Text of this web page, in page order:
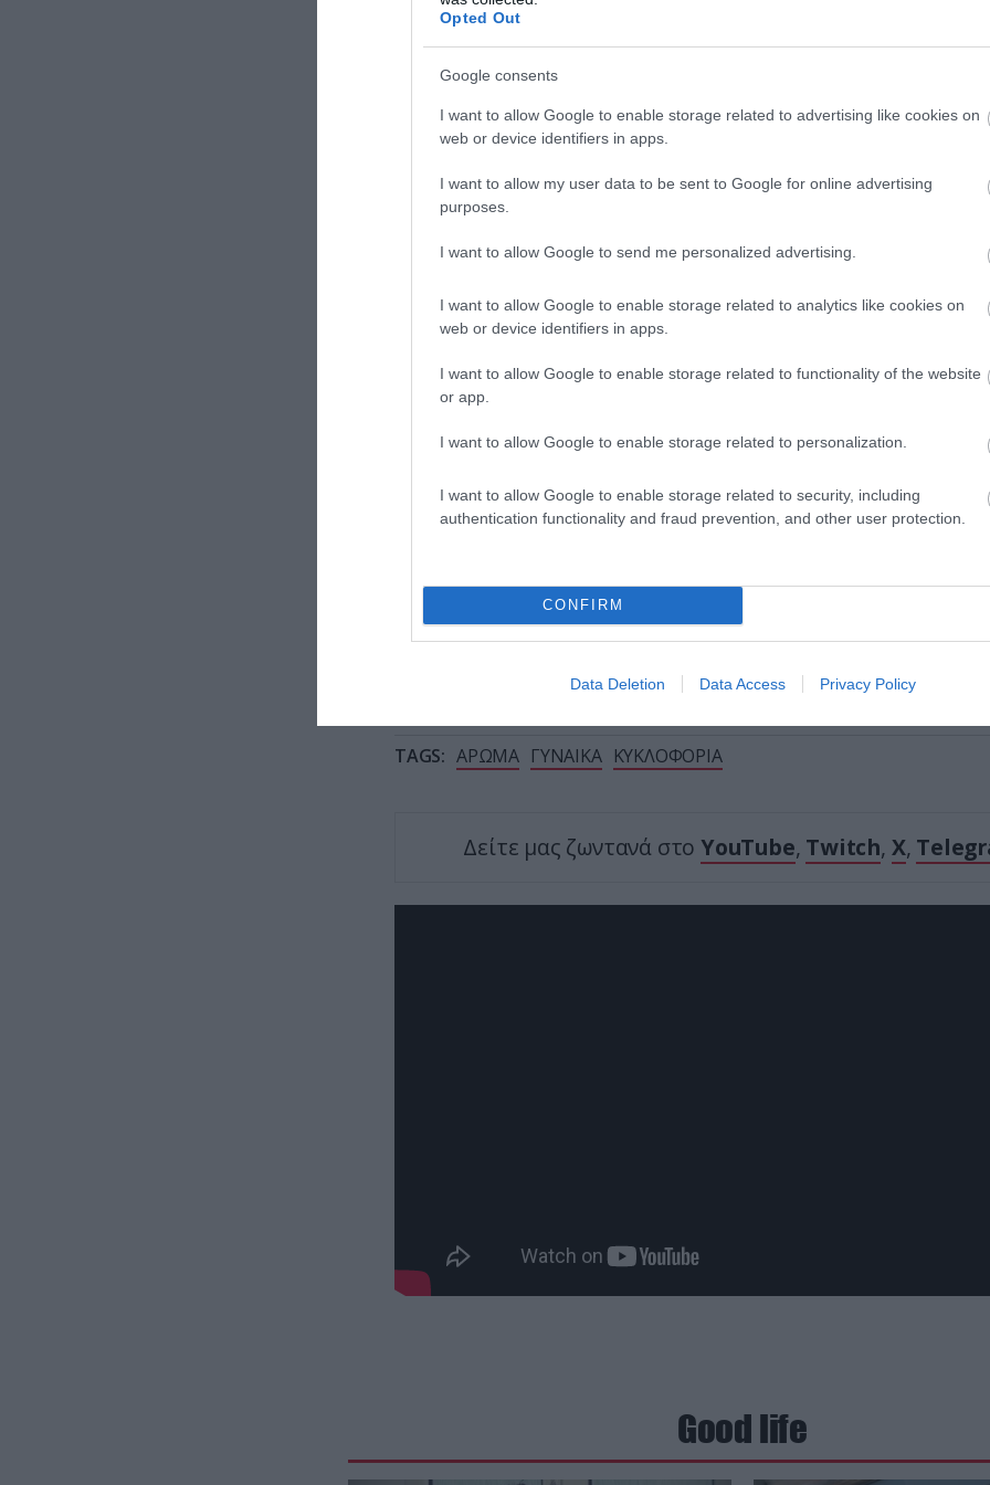
Opted Out
Google consents
I want to allow Google to enable storage related to advertising like cookies on
web or device identifiers in apps.
I want to allow my user data to be sent to Google for online advertising
purposes.
I want to allow Google to send me personalized advertising.
I want to allow Google to enable storage related to analytics like cookies on
web or device identifiers in apps.
I want to allow Google to enable storage related to functionality of the website
or app.
I want to allow Google to enable storage related to personalization.
I want to allow Google to enable storage related to security, including
authentication functionality and fraud prevention, and other user protection.
CONFIRM
Data Deletion Data Access Privacy Policy
Σήμερα, αποτελείται από εσπεριδοειδή, νερόλι,
δεντρολίβανο, λεβάντα, Γαρύφαλλο, μόσχο και
ΕΙΔΗΣΕΙΣ ΣΗΜΕΡΑ
Συνελήφθησαν ο διευθυντής κι ο τεχνικός ασφαλείας
στην Άρτα για τη φωτιά σε υποσταθμό της ΔΕΗ
Hangover: Αυτή είναι η απόλυτη θεραπεία για να έρθετε
στα «ίσια» σας
Νέα στοιχεία για την τραγωδία στα Μάλια – Βούτηξε για
Ακολουθήστε τοpronews.grστο Google News και
TAGS: ΑΡΩΜΑ ΓΥΝΑΙΚΑ ΚΥΚΛΟΦΟΡΙΑ
Δείτε μας ζωντανά στο YouTube, Twitch, X,
Good life